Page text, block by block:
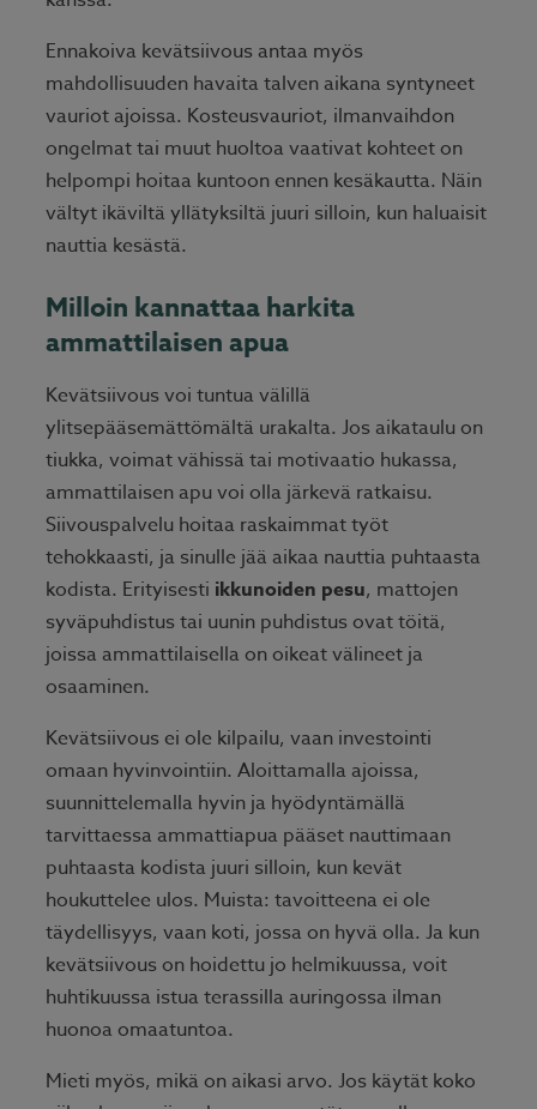
Ennakoiva kevätsiivous antaa myös
mahdollisuuden havaita talven aikana syntyneet
vauriot ajoissa. Kosteusvauriot, ilmanvaihdon
ongelmat tai muut huoltoa vaativat kohteet on
helpompi hoitaa kuntoon ennen kesäkautta. Näin
vältyt ikäviltä yllätyksiltä juuri silloin, kun haluaisit
nauttia kesästä.
Milloin kannattaa harkita
ammattilaisen apua
Kevätsiivous voi tuntua välillä
ylitsepääsemättömältä urakalta. Jos aikataulu on
tiukka, voimat vähissä tai motivaatio hukassa,
ammattilaisen apu voi olla järkevä ratkaisu.
Siivouspalvelu hoitaa raskaimmat työt
tehokkaasti, ja sinulle jää aikaa nauttia puhtaasta
kodista. Erityisesti ikkunoiden pesu, mattojen
syväpuhdistus tai uunin puhdistus ovat töitä,
joissa ammattilaisella on oikeat välineet ja
osaaminen.
Kevätsiivous ei ole kilpailu, vaan investointi
omaan hyvinvointiin. Aloittamalla ajoissa,
suunnittelemalla hyvin ja hyödyntämällä
tarvittaessa ammattiapua pääset nauttimaan
puhtaasta kodista juuri silloin, kun kevät
houkuttelee ulos. Muista: tavoitteena ei ole
täydellisyys, vaan koti, jossa on hyvä olla. Ja kun
kevätsiivous on hoidettu jo helmikuussa, voit
huhtikuussa istua terassilla auringossa ilman
huonoa omaatuntoa.
Mieti myös, mikä on aikasi arvo. Jos käytät koko